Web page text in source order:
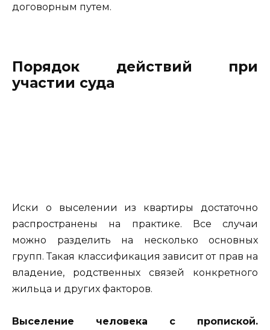
договорным путем.
Порядок действий при
участии суда
Иски о выселении из квартиры достаточно
распространены на практике. Все случаи
можно разделить на несколько основных
групп. Такая классификация зависит от прав на
владение, родственных связей конкретного
жильца и других факторов.
Выселение человека с пропиской.